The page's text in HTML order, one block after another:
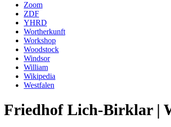
Zoom
ZDF
YHRD
Wortherkunft
Workshop
Woodstock
Windsor
William
Wikipedia
Westfalen
Friedhof Lich-Birklar |